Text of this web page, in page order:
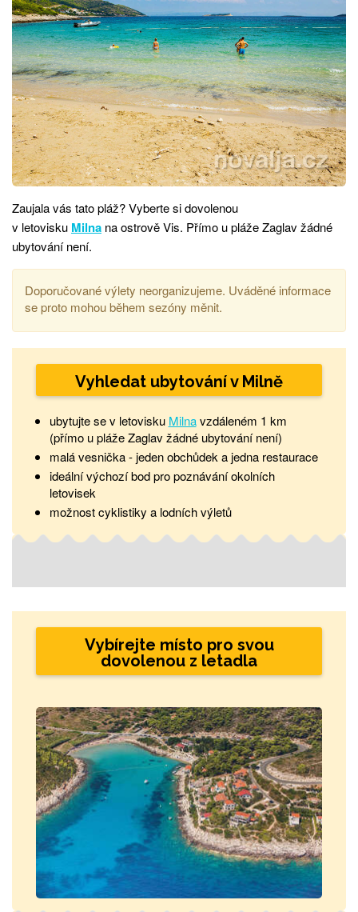
Zaujala vás tato pláž? Vyberte si dovolenou
v letovisku Milna na ostrově Vis. Přímo u pláže Zaglav žádné
ubytování není.
Doporučované výlety neorganizujeme. Uváděné informace
se proto mohou během sezóny měnit.
Vyhledat ubytování v Milně
ubytujte se v letovisku Milnavzdáleném 1 km
(přímo u pláže Zaglav žádné ubytování není)
malá vesnička - jeden obchůdek a jedna restaurace
ideální výchozí bod pro poznávání okolních
letovisek
možnost cyklistiky a lodních výletů
Vybírejte místo pro svou
dovolenou z letadla